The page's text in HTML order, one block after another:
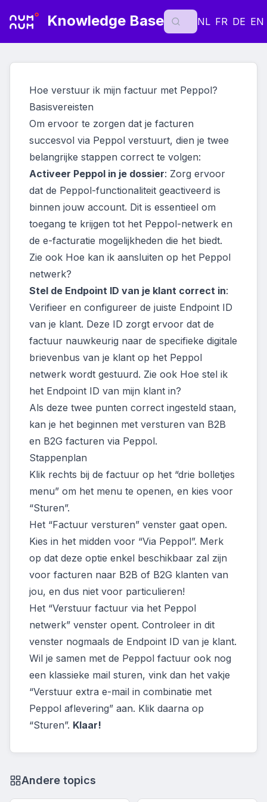
Knowledge Base NL FR DE EN
Hoe verstuur ik mijn factuur met Peppol?
Basisvereisten
Om ervoor te zorgen dat je facturen
succesvol via Peppol verstuurt, dien je twee
belangrijke stappen correct te volgen:
Activeer Peppol in je dossier: Zorg ervoor
dat de Peppol-functionaliteit geactiveerd is
binnen jouw account. Dit is essentieel om
toegang te krijgen tot het Peppol-netwerk en
de e-facturatie mogelijkheden die het biedt.
Zie ook Hoe kan ik aansluiten op het Peppol
netwerk?
Stel de Endpoint ID van je klant correct in:
Verifieer en configureer de juiste Endpoint ID
van je klant. Deze ID zorgt ervoor dat de
factuur nauwkeurig naar de specifieke digitale
brievenbus van je klant op het Peppol
netwerk wordt gestuurd. Zie ook Hoe stel ik
het Endpoint ID van mijn klant in?
Als deze twee punten correct ingesteld staan,
kan je het beginnen met versturen van B2B
en B2G facturen via Peppol.
Stappenplan
Klik rechts bij de factuur op het “drie bolletjes
menu” om het menu te openen, en kies voor
“Sturen”.
Het “Factuur versturen” venster gaat open.
Kies in het midden voor “Via Peppol”. Merk
op dat deze optie enkel beschikbaar zal zijn
voor facturen naar B2B of B2G klanten van
jou, en dus niet voor particulieren!
Het “Verstuur factuur via het Peppol
netwerk” venster opent. Controleer in dit
venster nogmaals de Endpoint ID van je klant.
Wil je samen met de Peppol factuur ook nog
een klassieke mail sturen, vink dan het vakje
“Verstuur extra e-mail in combinatie met
Peppol aflevering” aan. Klik daarna op
“Sturen”. Klaar!
Andere topics